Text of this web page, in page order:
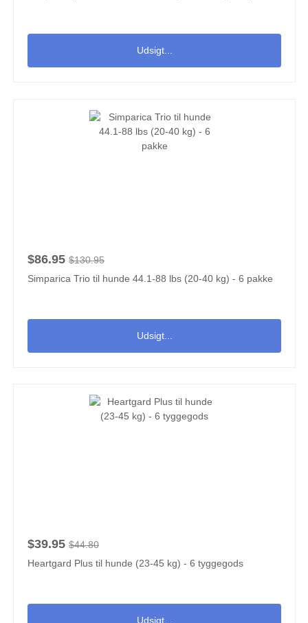
Udsigt...
$86.95 $130.95
Simparica Trio til hunde 44.1-88 lbs (20-40 kg) - 6 pakke
Udsigt...
$39.95 $44.80
Heartgard Plus til hunde (23-45 kg) - 6 tyggegods
Udsigt...